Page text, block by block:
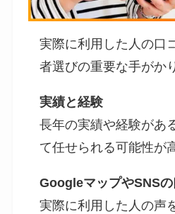
実際に利用した人の口
者選びの重要な手がか
実績と経験
長年の実績や経験があ
て任せられる可能性が
GoogleマップやSNSの
実際に利用した人の声